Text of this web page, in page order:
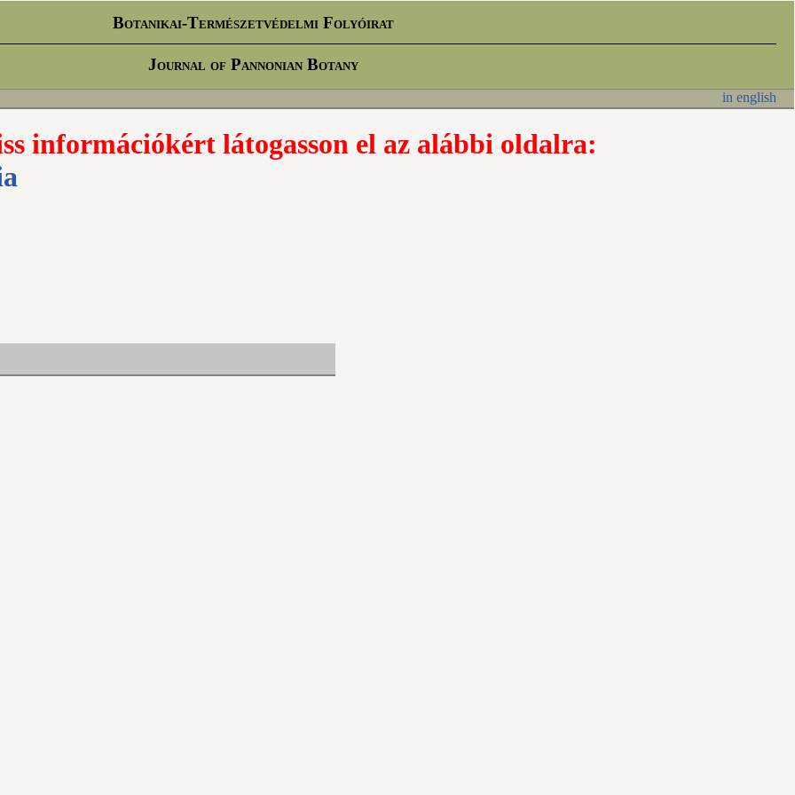
Botanikai-Természetvédelmi Folyóirat
Journal of Pannonian Botany
in english
információkért látogasson el az alábbi oldalra: